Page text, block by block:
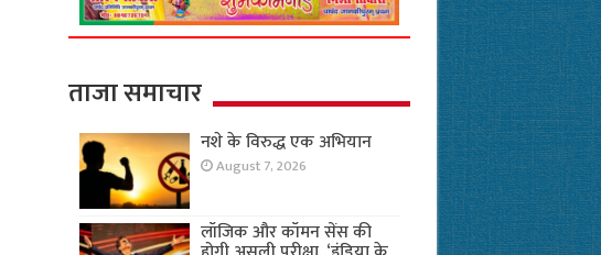
ताजा समाचार
नशे के विरुद्ध एक अभियान
August 7, 2026
लॉजिक और कॉमन सेंस की